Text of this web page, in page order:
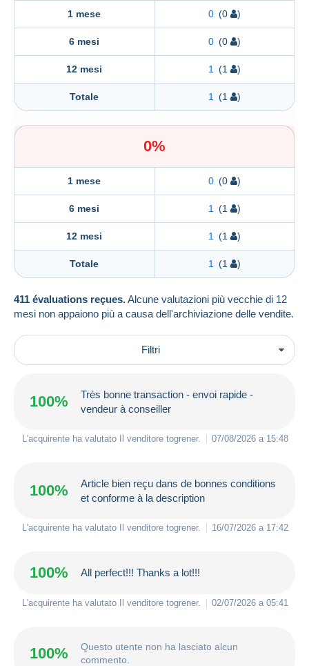
1 mese 0 (0 )
6 mesi 0 (0 )
12 mesi 1 (1 )
Totale 1 (1 )
0%
1 mese 0 (0 )
6 mesi 1 (1 )
12 mesi 1 (1 )
Totale 1 (1 )
411 évaluations reçues.Alcune valutazioni più vecchie di 12
mesi non appaiono più a causa dell'archiviazione delle vendite.
Filtri
100%
Très bonne transaction - envoi rapide -
vendeur à conseiller
L'acquirente ha valutato Il venditore togrener. 07/08/2026 a 15:48
100%
Article bien reçu dans de bonnes conditions
et conforme à la description
L'acquirente ha valutato Il venditore togrener. 16/07/2026 a 17:42
100% All perfect!!! Thanks a lot!!!
L'acquirente ha valutato Il venditore togrener. 02/07/2026 a 05:41
100%
Questo utente non ha lasciato alcun
commento.